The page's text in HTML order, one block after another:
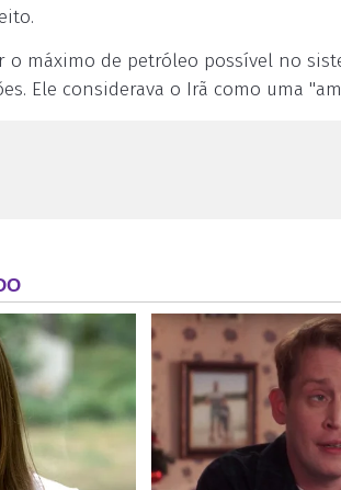
o máximo de petróleo possível no
Ele considerava o Irã como uma